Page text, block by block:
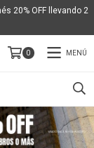
20% OFF llevando 2
0 MENÚ